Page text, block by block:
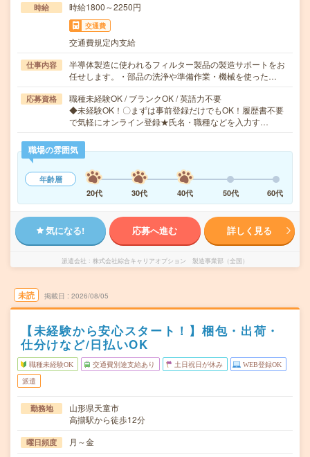
時給 時給1800～2250円
交通費
交通費規定内支給
仕事内容
半導体製造に使われるフィルター製品の製造サポートをお
任せします。・部品の洗浄や準備作業・機械を使った…
応募資格
職種未経験OK / ブランクOK / 英語力不要
◆未経験OK！〇まずは事前登録だけでもOK！履歴書不要
で気軽にオンライン登録★氏名・職種などを入力す…
職場の雰囲気
年齢層
20代
30代 40代 50代 60代
気になる! 応募へ進む 詳しく見る
派遣会社 株式会社綜合キャリアオプション 製造事業部（全国）
未読 掲載日 2026/08/05
【未経験から安心スタート！】梱包・出荷・
仕分けなど/日払いOK
職種未経験OK 交通費別途支給あり 土日祝日が休み WEB登録OK
派遣
勤務地
山形県天童市
高擶駅から徒歩12分
曜日頻度 月～金